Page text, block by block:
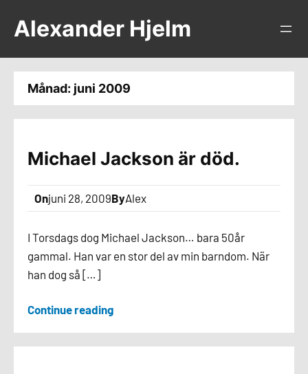
Alexander Hjelm
Månad: juni 2009
Michael Jackson är död.
Onjuni 28, 2009ByAlex
I Torsdags dog Michael Jackson… bara 50år
gammal. Han var en stor del av min barndom. När
han dog så […]
Continue reading